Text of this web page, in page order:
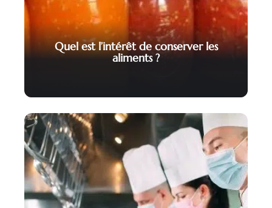
Quel est l’intérêt de conserver les
aliments ?